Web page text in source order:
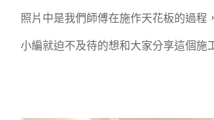
照片中是我們師傅在施作天花板的過程
小編就迫不及待的想和大家分享這個施